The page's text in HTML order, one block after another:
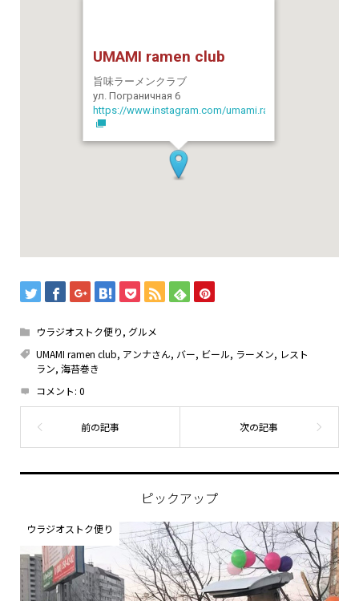
UMAMI ramen club
旨味ラーメンクラブ
ул. Пограничная 6
https://www.instagram.com/umami.ramen.club/
ウラジオストク便り, グルメ
UMAMI ramen club, アンナさん, バー, ビール, ラーメン, レスト
ラン, 海苔巻き
コメント: 0
ピックアップ
ウラジオストク便り